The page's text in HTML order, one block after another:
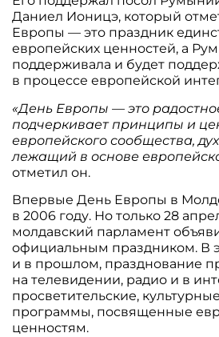
Даниел Ионицэ, который
Европы — это праздник
европейских ценностей, а
поддерживала и будет
в процессе европейской
«День Европы — это
подчеркивает принципы и
европейского сообщества,
лежащий в основе
отметил он.
Впервые День Европы в
в 2006 году. Но только 28
молдавский парламент
официальным праздником. В
и в прошлом, празднование
на телевидении, радио и в
просветительские,
программы, посвященные
ценностям.